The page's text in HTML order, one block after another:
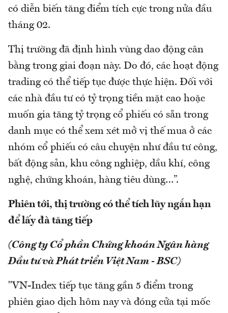
có diễn biến tăng điểm tích cực trong nửa đầu
tháng 02.
Thị trường đã định hình vùng dao động cân
bằng trong giai đoạn này. Do đó, các hoạt động
trading có thể tiếp tục được thực hiện. Đối với
các nhà đầu tư có tỷ trọng tiền mặt cao hoặc
muốn gia tăng tỷ trọng cổ phiếu có sẵn trong
danh mục có thể xem xét mở vị thế mua ở các
nhóm cổ phiếu có câu chuyện như đầu tư công,
bất động sản, khu công nghiệp, dầu khí, công
nghệ, chứng khoán, hàng tiêu dùng…”.
Phiên tới, thị trường có thể tích lũy ngắn hạn
để lấy đà tăng tiếp
(Công ty Cổ phần Chứng khoán Ngân hàng
Đầu tư và Phát triển Việt Nam - BSC)
"VN-Index tiếp tục tăng gần 5 điểm trong
phiên giao dịch hôm nay và đóng cửa tại mốc